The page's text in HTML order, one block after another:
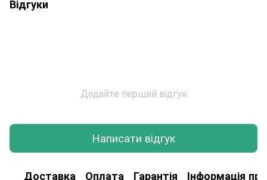
Відгуки
Додайте перший відгук
Написати відгук
Доставка Оплата Гарантія Інформація